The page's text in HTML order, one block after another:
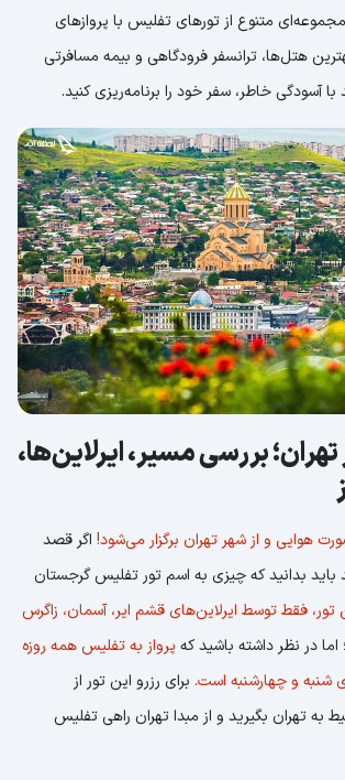
متنوع از تورهای تفلیس با پرواز‌های
هتل‌ها، ترانسفر فرودگاهی و بیمه مسافرتی
با آسودگی خاطر، سفر خود را برنامه‌ریزی کنید.
بررسی مسیر، ایرلاین‌ها،
هوایی و از شهر تهران برگزار می‌شود! اگر قصد
باید بدانید که چیزی به اسم تور تفلیس گرجستان
تور، فقط توسط ایرلاین‌های قشم ایر، آسمان، زاگرس
؛ اما در نظر داشته باشید که پرواز به تفلیس همه روزه
شنبه و چهارشنبه است. برای رزرو این تور از
به تهران بگیرید و از مبدا تهران راهی تفلیس